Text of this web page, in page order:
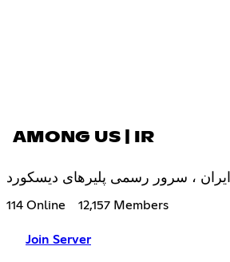
AMONG US | IR
، سرور رسمی پلیرهای دیسکورد
114 Online 12,157 Members
Join Server